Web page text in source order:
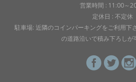
営業時間 : 11:00～
定休日 : 不定休
駐車場: 近隣のコインパーキングをご利用下
の道路沿いで積み下ろしが